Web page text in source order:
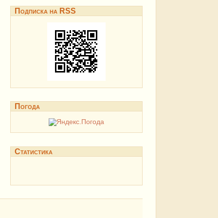
Подписка на RSS
Погода
Статистика